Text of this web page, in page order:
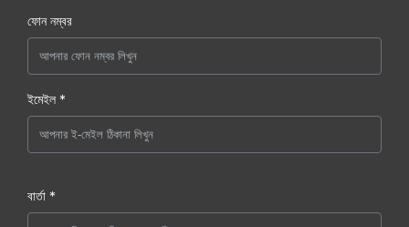
ফোন নম্বর
ইমেইল *
বার্তা *